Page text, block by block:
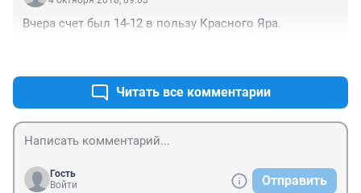
Вчера счет был 14-12 в пользу Красного Яра.
Читать все комментарии
Гость
Войти
Отправить